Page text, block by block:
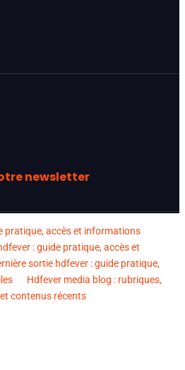
newsletter
pratique, accès et informations
: guide pratique, accès et
sortie hdfever : guide pratique,
Hdfever media blog : rubriques,
contenus récents